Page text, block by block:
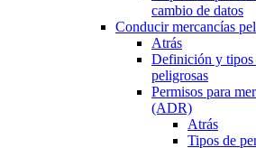
cambio de datos
Conducir mercancías
Atrás
Definición y tipos
peligrosas
Permisos para
(ADR)
Atrás
Tipos de